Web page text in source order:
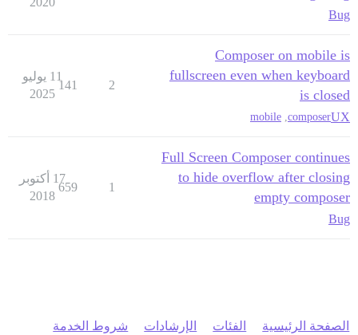
Bug
Composer on mobile is
fullscreen even when keyboard
is closed
UX
composer
,
mobile
2
141
11 يوليو
2025
Full Screen Composer continues
to hide overflow after closing
empty composer
Bug
1
659
17 أكتوبر
2018
الصفحة الرئيسية الفئات الإرشادات شروط الخدمة